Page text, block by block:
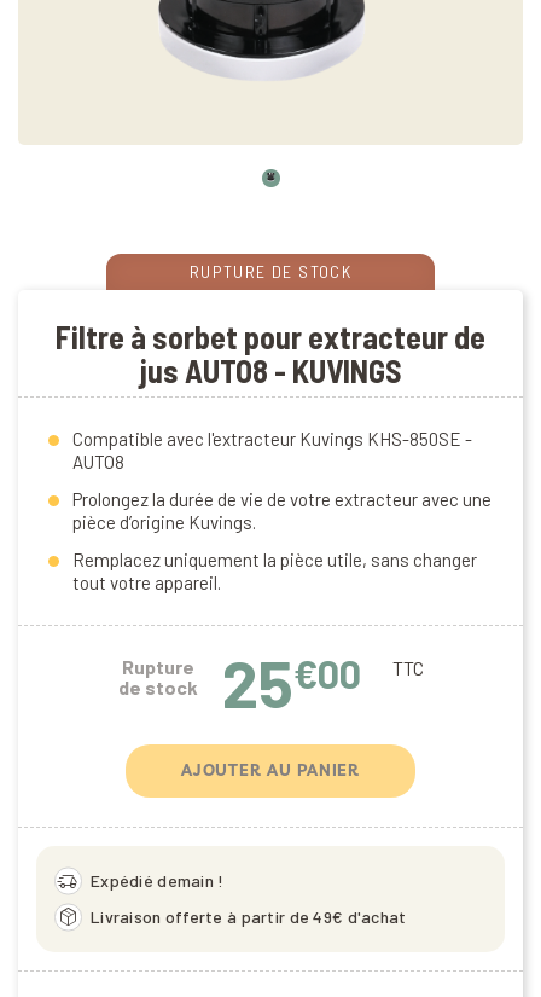
RUPTURE DE STOCK
Filtre à sorbet pour extracteur de
jus AUTO8 - KUVINGS
Compatible avec l'extracteur Kuvings KHS-850SE -
AUTO8
Prolongez la durée de vie de votre extracteur avec une
pièce d’origine Kuvings.
Remplacez uniquement la pièce utile, sans changer
tout votre appareil.
Rupture
de stock
25€00 TTC
AJOUTER AU PANIER
delivery_truck_speed Expédié demain !
package_2 Livraison offerte à partir de 49€ d'achat